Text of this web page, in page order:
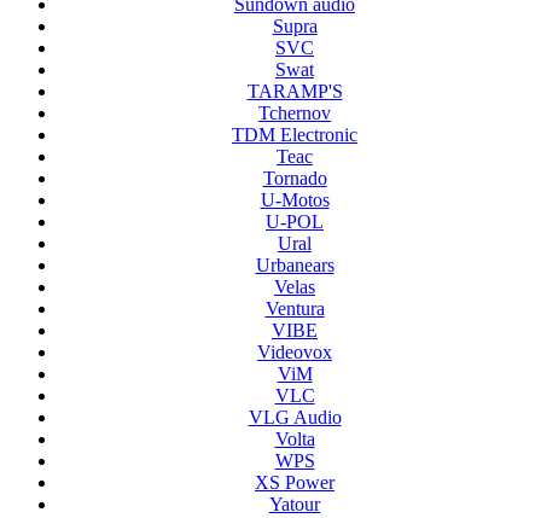
Sundown audio
Supra
SVC
Swat
TARAMP'S
Tchernov
TDM Electronic
Teac
Tornado
U-Motos
U-POL
Ural
Urbanears
Velas
Ventura
VIBE
Videovox
ViM
VLC
VLG Audio
Volta
WPS
XS Power
Yatour